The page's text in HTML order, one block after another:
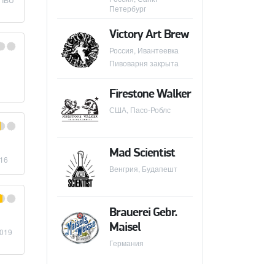
Петербург
Victory Art Brew
Россия, Ивантеевка
Пивоварня закрыта
Firestone Walker
США, Пасо-Роблс
Mad Scientist
Венгрия, Будапешт
Brauerei Gebr.
Maisel
Германия